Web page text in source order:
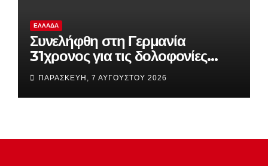
ΕΛΛΆΔΑ
Συνελήφθη στη Γερμανία
31χρονος για τις δολοφονίες
Σκαφτούρου, Ρουμπέτη,
Μουζακίτη
ΠΑΡΑΣΚΕΥΉ, 7 ΑΥΓΟΎΣΤΟΥ 2026